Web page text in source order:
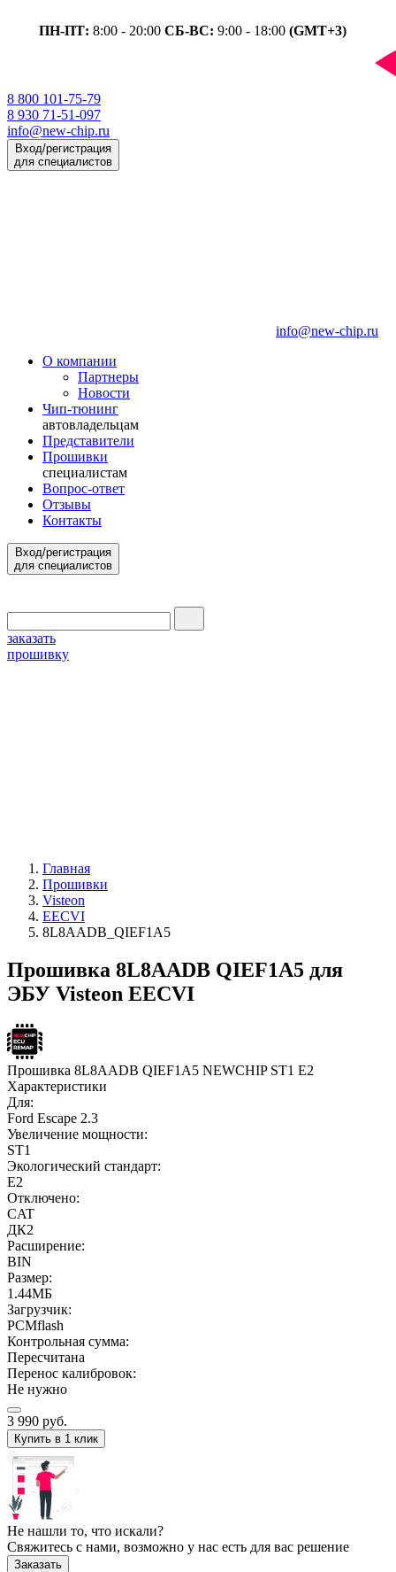
ПН-ПТ: 8:00 - 20:00 СБ-ВС: 9:00 - 18:00 (GMT+3)
8 800 101-75-79
8 930 71-51-097
info@new-chip.ru
Вход/регистрация
для специалистов
info@new-chip.ru
О компании
Партнеры
Новости
Чип-тюнинг
автовладельцам
Представители
Прошивки
специалистам
Вопрос-ответ
Отзывы
Контакты
Вход/регистрация
для специалистов
заказать
прошивку
Главная
Прошивки
Visteon
EECVI
8L8AADB_QIEF1A5
Прошивка 8L8AADB QIEF1A5 для
ЭБУ Visteon EECVI
Прошивка 8L8AADB QIEF1A5 NEWCHIP ST1 E2
Характеристики
Для:
Ford Escape 2.3
Увеличение мощности:
ST1
Экологический стандарт:
E2
Отключено:
CAT
ДК2
Расширение:
BIN
Размер:
1.44МБ
Загрузчик:
PCMflash
Контрольная сумма:
Пересчитана
Перенос калибровок:
Не нужно
3 990 руб.
Купить в 1 клик
Не нашли то, что искали?
Свяжитесь с нами, возможно у нас есть для вас решение
Заказать